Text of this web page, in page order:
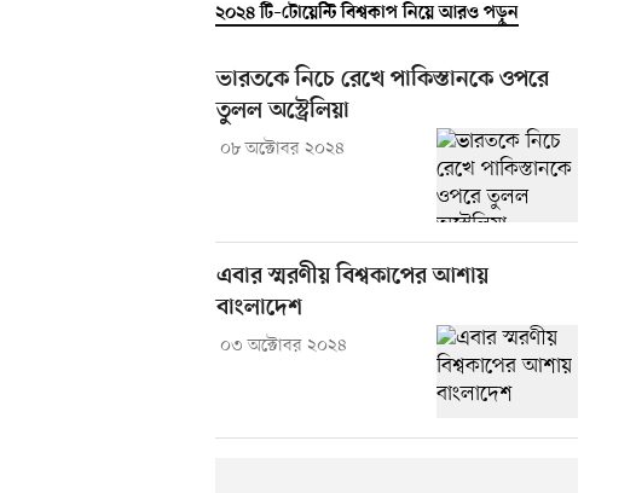
২০২৪ টি–টোয়েন্টি বিশ্বকাপ নিয়ে আরও পড়ুন
ভারতকে নিচে রেখে পাকিস্তানকে ওপরে
তুলল অস্ট্রেলিয়া
০৮ অক্টোবর ২০২৪
এবার স্মরণীয় বিশ্বকাপের আশায়
বাংলাদেশ
০৩ অক্টোবর ২০২৪